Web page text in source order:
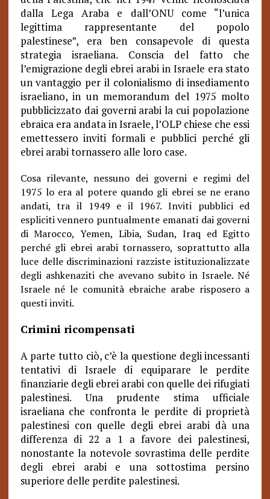
dalla Lega Araba e dall’ONU come “l’unica
legittima rappresentante del popolo
palestinese”, era ben consapevole di questa
strategia israeliana. Conscia del fatto che
l’emigrazione degli ebrei arabi in Israele era stato
un vantaggio per il colonialismo di insediamento
israeliano, in un memorandum del 1975 molto
pubblicizzato dai governi arabi la cui popolazione
ebraica era andata in Israele, l’OLP chiese che essi
emettessero inviti formali e pubblici perché gli
ebrei arabi tornassero alle loro case.
Cosa rilevante, nessuno dei governi e regimi del
1975 lo era al potere quando gli ebrei se ne erano
andati, tra il 1949 e il 1967. Inviti pubblici ed
espliciti vennero puntualmente emanati dai governi
di Marocco, Yemen, Libia, Sudan, Iraq ed Egitto
perché gli ebrei arabi tornassero, soprattutto alla
luce delle discriminazioni razziste istituzionalizzate
degli ashkenaziti che avevano subito in Israele. Né
Israele né le comunità ebraiche arabe risposero a
questi inviti.
Crimini ricompensati
A parte tutto ciò, c’è la questione degli incessanti
tentativi di Israele di equiparare le perdite
finanziarie degli ebrei arabi con quelle dei rifugiati
palestinesi. Una prudente stima ufficiale
israeliana che confronta le perdite di proprietà
palestinesi con quelle degli ebrei arabi dà una
differenza di 22 a 1 a favore dei palestinesi,
nonostante la notevole sovrastima delle perdite
degli ebrei arabi e una sottostima persino
superiore delle perdite palestinesi.